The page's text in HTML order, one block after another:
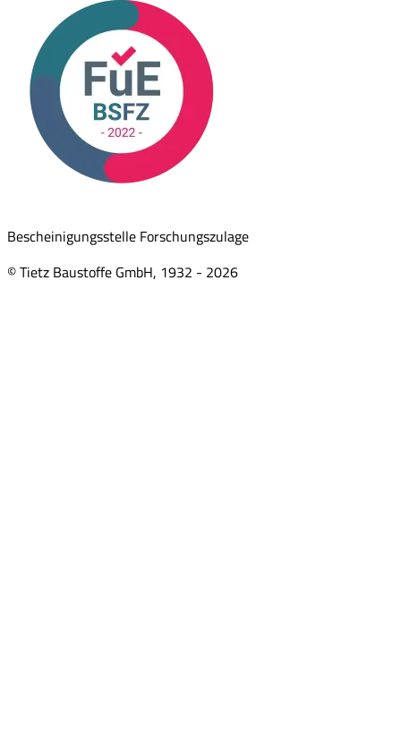
Bescheinigungsstelle Forschungszulage
© Tietz Baustoffe GmbH, 1932 - 2026